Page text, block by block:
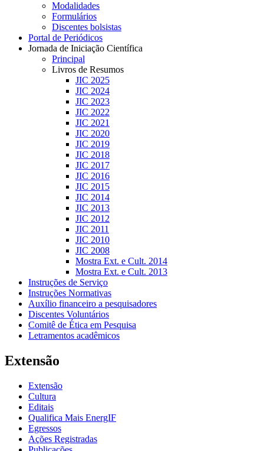
Modalidades
Formulários
Discentes bolsistas
Portal de Periódicos
Jornada de Iniciação Científica
Principal
Livros de Resumos
JIC 2025
JIC 2024
JIC 2023
JIC 2022
JIC 2021
JIC 2020
JIC 2019
JIC 2018
JIC 2017
JIC 2016
JIC 2015
JIC 2014
JIC 2013
JIC 2012
JIC 2011
JIC 2010
JIC 2008
Mostra Ext. e Cult. 2014
Mostra Ext. e Cult. 2013
Instruções de Serviço
Instruções Normativas
Auxílio financeiro a pesquisadores
Discentes Voluntários
Comitê de Ética em Pesquisa
Letramentos acadêmicos
Extensão
Extensão
Cultura
Editais
Qualifica Mais EnergIF
Egressos
Ações Registradas